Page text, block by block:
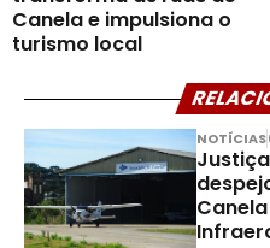
Canela e impulsiona o
turismo local
NOTÍCIAS